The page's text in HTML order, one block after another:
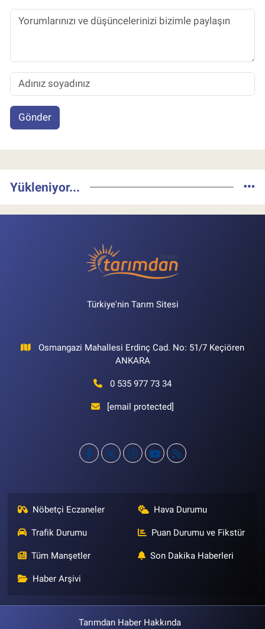
Gönder
Yükleniyor...
Türkiye'nin Tarım Sitesi
Osmangazi Mahallesi Erdinç Cad. No: 51/7 Keçiören
ANKARA
0 535 977 73 34
[email protected]
Nöbetçi Eczaneler Hava Durumu
Trafik Durumu Puan Durumu ve Fikstür
Tüm Manşetler Son Dakika Haberleri
Haber Arşivi
Tarımdan Haber Hakkında